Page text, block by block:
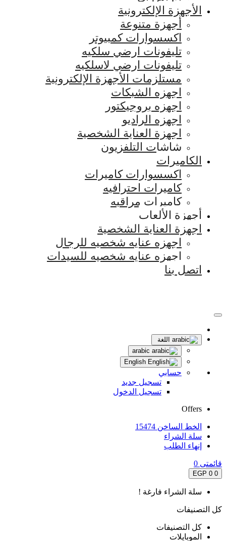
الأجهزة الإلكترونية
أجهزة متنوعة
اكسسوارات كمبيوتر
تليفونات ارضي سلكيه
تليفونات ارضي لاسلكيه
مستلزمات الأجهزة الإلكترونية
اجهزه الشبكات
اجهزه بروجيكتور
اجهزه الراديو
اجهزة العناية الشخصية
شاشات التلفزيون
الكاميرات
اكسسوارات كاميرات
كاميرات احترافيه
كاميرات مراقبه
أجهزة الألعاب
اجهزة العناية الشخصية
اجهزه عنايه شخصيه للرجال
اجهزه عنايه شخصيه للسيدات
اتصل بنا
اللغة
حسابي
تسجيل جديد
تسجيل الدخول
Offers
الخط الساخن 15474
سلة الشراء
إنهاء الطلب
قائمتى 0
0
0 EGP
سلة الشراء فارغة !
كل التصنيفات
كل التصنيفات
الموبايلات